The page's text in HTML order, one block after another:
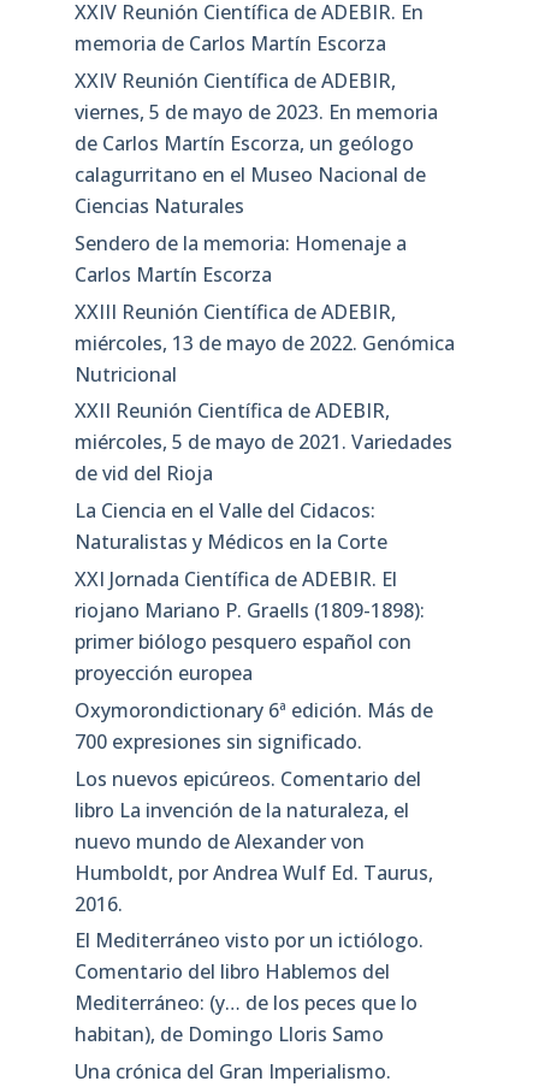
XXIV Reunión Científica de ADEBIR. En
memoria de Carlos Martín Escorza
XXIV Reunión Científica de ADEBIR,
viernes, 5 de mayo de 2023. En memoria
de Carlos Martín Escorza, un geólogo
calagurritano en el Museo Nacional de
Ciencias Naturales
Sendero de la memoria: Homenaje a
Carlos Martín Escorza
XXIII Reunión Científica de ADEBIR,
miércoles, 13 de mayo de 2022. Genómica
Nutricional
XXII Reunión Científica de ADEBIR,
miércoles, 5 de mayo de 2021. Variedades
de vid del Rioja
La Ciencia en el Valle del Cidacos:
Naturalistas y Médicos en la Corte
XXI Jornada Científica de ADEBIR. El
riojano Mariano P. Graells (1809-1898):
primer biólogo pesquero español con
proyección europea
Oxymorondictionary 6ª edición. Más de
700 expresiones sin significado.
Los nuevos epicúreos. Comentario del
libro La invención de la naturaleza, el
nuevo mundo de Alexander von
Humboldt, por Andrea Wulf Ed. Taurus,
2016.
El Mediterráneo visto por un ictiólogo.
Comentario del libro Hablemos del
Mediterráneo: (y… de los peces que lo
habitan), de Domingo Lloris Samo
Una crónica del Gran Imperialismo.